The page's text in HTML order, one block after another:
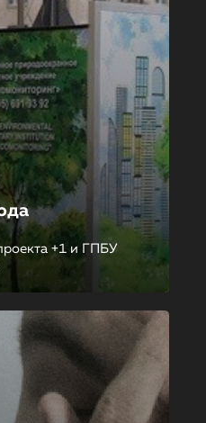
+1 и ГПБУ